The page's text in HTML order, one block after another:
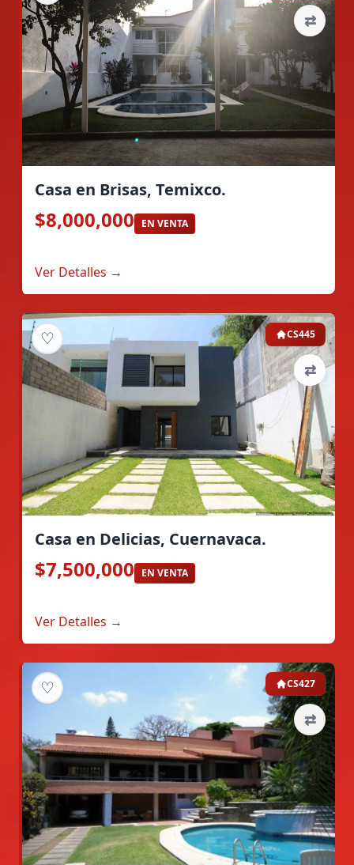
⇄
Casa en Brisas, Temixco.
$8,000,000 EN VENTA
Ver Detalles →
♡
⇄
CS445
Casa en Delicias, Cuernavaca.
$7,500,000 EN VENTA
Ver Detalles →
♡
⇄
CS427